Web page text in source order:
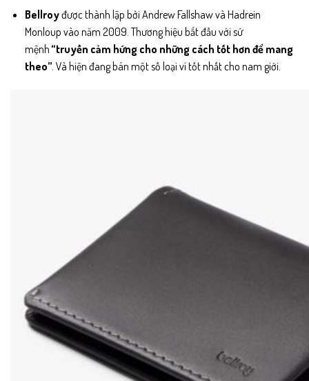
Bellroyđược thành lập bởi Andrew Fallshaw và Hadrein
Monloup vào năm 2009. Thương hiệu bắt đầu với sứ
mệnh “truyền cảm hứng cho những cách tốt hơn để mang
theo”. Và hiện đang bán một số loại ví tốt nhất cho nam giới.